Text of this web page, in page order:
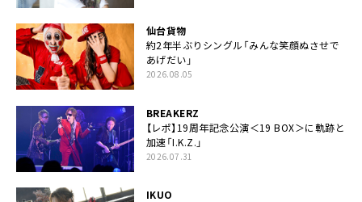
仙台貨物
約2年半ぶりシングル「みんな笑顔ぬさせで
あげだい」
2026.08.05
BREAKERZ
【レポ】19周年記念公演＜19 BOX＞に軌跡と
加速「I.K.Z.」
2026.07.31
IKUO